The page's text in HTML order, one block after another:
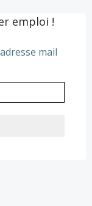
emploi !
mail